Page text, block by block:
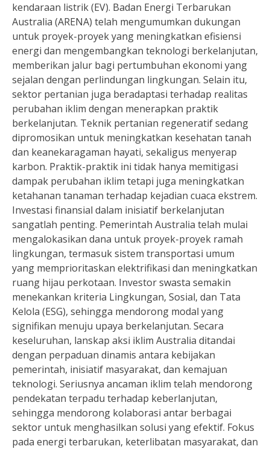
kendaraan listrik (EV). Badan Energi Terbarukan
Australia (ARENA) telah mengumumkan dukungan
untuk proyek-proyek yang meningkatkan efisiensi
energi dan mengembangkan teknologi berkelanjutan,
memberikan jalur bagi pertumbuhan ekonomi yang
sejalan dengan perlindungan lingkungan. Selain itu,
sektor pertanian juga beradaptasi terhadap realitas
perubahan iklim dengan menerapkan praktik
berkelanjutan. Teknik pertanian regeneratif sedang
dipromosikan untuk meningkatkan kesehatan tanah
dan keanekaragaman hayati, sekaligus menyerap
karbon. Praktik-praktik ini tidak hanya memitigasi
dampak perubahan iklim tetapi juga meningkatkan
ketahanan tanaman terhadap kejadian cuaca ekstrem.
Investasi finansial dalam inisiatif berkelanjutan
sangatlah penting. Pemerintah Australia telah mulai
mengalokasikan dana untuk proyek-proyek ramah
lingkungan, termasuk sistem transportasi umum
yang memprioritaskan elektrifikasi dan meningkatkan
ruang hijau perkotaan. Investor swasta semakin
menekankan kriteria Lingkungan, Sosial, dan Tata
Kelola (ESG), sehingga mendorong modal yang
signifikan menuju upaya berkelanjutan. Secara
keseluruhan, lanskap aksi iklim Australia ditandai
dengan perpaduan dinamis antara kebijakan
pemerintah, inisiatif masyarakat, dan kemajuan
teknologi. Seriusnya ancaman iklim telah mendorong
pendekatan terpadu terhadap keberlanjutan,
sehingga mendorong kolaborasi antar berbagai
sektor untuk menghasilkan solusi yang efektif. Fokus
pada energi terbarukan, keterlibatan masyarakat, dan